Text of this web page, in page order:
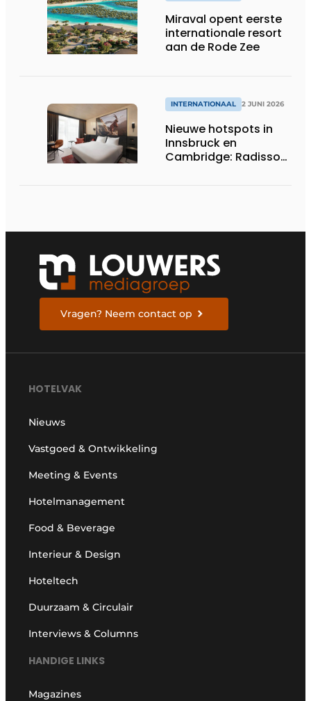
Miraval opent eerste
internationale resort
aan de Rode Zee
INTERNATIONAAL 2 JUNI 2026
Nieuwe hotspots in
Innsbruck en
Cambridge: Radisson
Vragen? Neem contact op
HOTELVAK
Nieuws
Vastgoed & Ontwikkeling
Meeting & Events
Hotelmanagement
Food & Beverage
Interieur & Design
Hoteltech
Duurzaam & Circulair
Interviews & Columns
HANDIGE LINKS
Magazines